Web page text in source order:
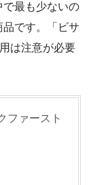
最も少ないの
品です。「ビサ
は注意が必要
ファースト